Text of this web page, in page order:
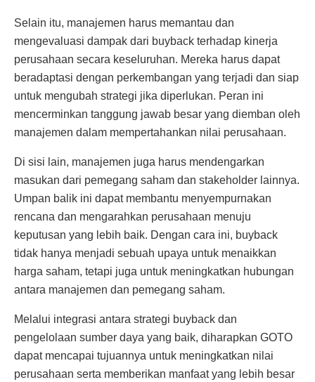
Selain itu, manajemen harus memantau dan
mengevaluasi dampak dari buyback terhadap kinerja
perusahaan secara keseluruhan. Mereka harus dapat
beradaptasi dengan perkembangan yang terjadi dan siap
untuk mengubah strategi jika diperlukan. Peran ini
mencerminkan tanggung jawab besar yang diemban oleh
manajemen dalam mempertahankan nilai perusahaan.
Di sisi lain, manajemen juga harus mendengarkan
masukan dari pemegang saham dan stakeholder lainnya.
Umpan balik ini dapat membantu menyempurnakan
rencana dan mengarahkan perusahaan menuju
keputusan yang lebih baik. Dengan cara ini, buyback
tidak hanya menjadi sebuah upaya untuk menaikkan
harga saham, tetapi juga untuk meningkatkan hubungan
antara manajemen dan pemegang saham.
Melalui integrasi antara strategi buyback dan
pengelolaan sumber daya yang baik, diharapkan GOTO
dapat mencapai tujuannya untuk meningkatkan nilai
perusahaan serta memberikan manfaat yang lebih besar